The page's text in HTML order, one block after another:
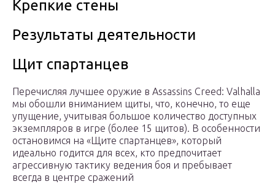
Крепкие стены
Результаты деятельности
Щит спартанцев
Перечисляя лучшее оружие в Assassins Creed: Valhalla
мы обошли вниманием щиты, что, конечно, то еще
упущение, учитывая большое количество доступных
экземпляров в игре (более 15 щитов). В особенности
остановимся на «Щите спартанцев», который
идеально годится для всех, кто предпочитает
агрессивную тактику ведения боя и пребывает
всегда в центре сражений